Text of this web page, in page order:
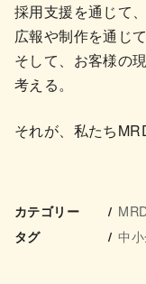
採用支援を通じて
広報や制作を通じ
そして、お客様の
考える。
それが、私たち
カテゴリー
タグ 中